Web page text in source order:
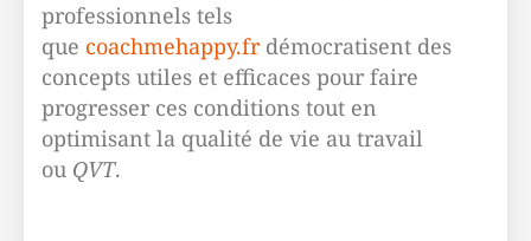
professionnels tels
que coachmehappy.frdémocratisent des
concepts utiles et efficaces pour faire
progresser ces conditions tout en
optimisant la qualité de vie au travail
ou QVT.